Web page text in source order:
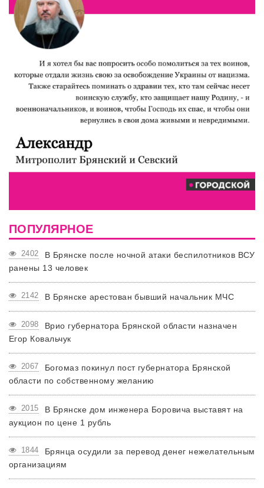
ПОПУЛЯРНОЕ
2402
В Брянске после ночной атаки беспилотников ВСУ
ранены 13 человек
2142 В Брянске арестован бывший начальник МЧС
2098
Врио губернатора Брянской области назначен
Егор Ковальчук
2067
Богомаз покинул пост губернатора Брянской
области по собственному желанию
2015
В Брянске дом инженера Боровича выставят на
аукцион по цене 1 рубль
1844
Брянца осудили за перевод денег нежелательным
организациям